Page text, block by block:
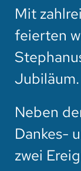
Mit
feierten
Jubiläum.
Neben
Dankes-
zwei